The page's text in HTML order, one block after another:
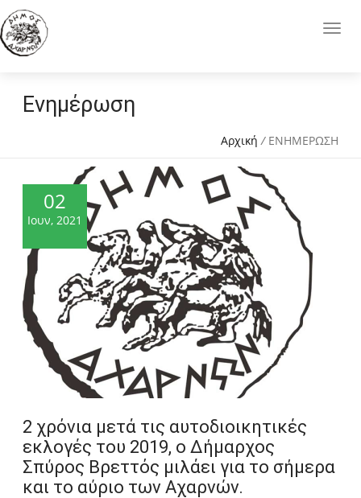
Ενημέρωση
Αρχική / ΕΝΗΜΕΡΩΣΗ
02
Ιουν, 2021
2 χρόνια μετά τις αυτοδιοικητικές
εκλογές του 2019, ο Δήμαρχος
Σπύρος Βρεττός μιλάει για το σήμερα
και το αύριο των Αχαρνών.